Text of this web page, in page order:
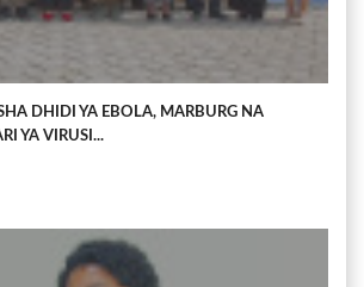
DHIDI YA EBOLA, MARBURG NA
YA VIRUSI...